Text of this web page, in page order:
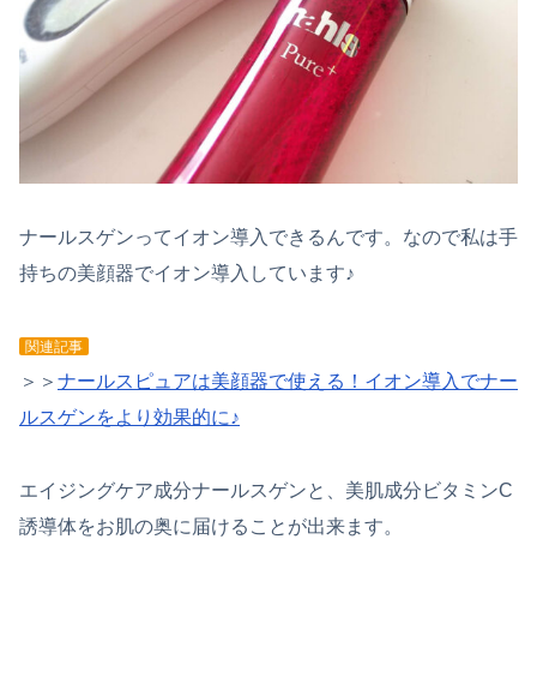
ナールスゲンってイオン導入できるんです。なので私は手
持ちの美顔器でイオン導入しています♪
関連記事
＞＞ ナールスピュアは美顔器で使える！イオン導入でナー
ルスゲンをより効果的に♪
エイジングケア成分ナールスゲンと、美肌成分ビタミンC
誘導体をお肌の奥に届けることが出来ます。